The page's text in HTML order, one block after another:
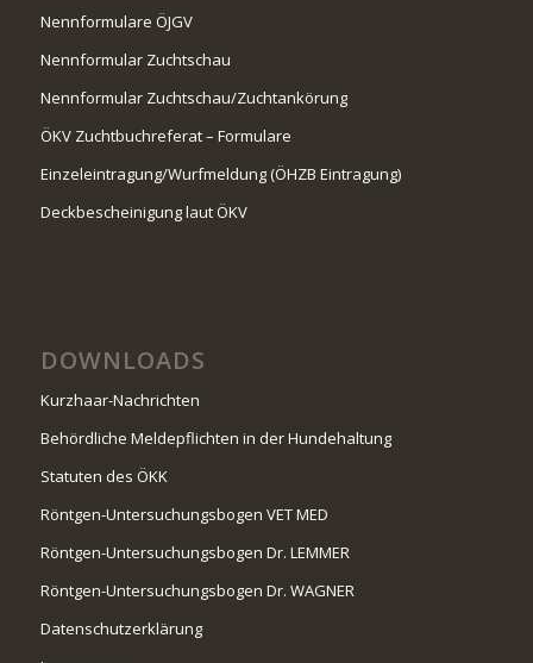
Nennformulare ÖJGV
Nennformular Zuchtschau
Nennformular Zuchtschau/Zuchtankörung
ÖKV Zuchtbuchreferat – Formulare
Einzeleintragung/Wurfmeldung (ÖHZB Eintragung)
Deckbescheinigung laut ÖKV
DOWNLOADS
Kurzhaar-Nachrichten
Behördliche Meldepflichten in der Hundehaltung
Statuten des ÖKK
Röntgen-Untersuchungsbogen VET MED
Röntgen-Untersuchungsbogen Dr. LEMMER
Röntgen-Untersuchungsbogen Dr. WAGNER
Datenschutzerklärung